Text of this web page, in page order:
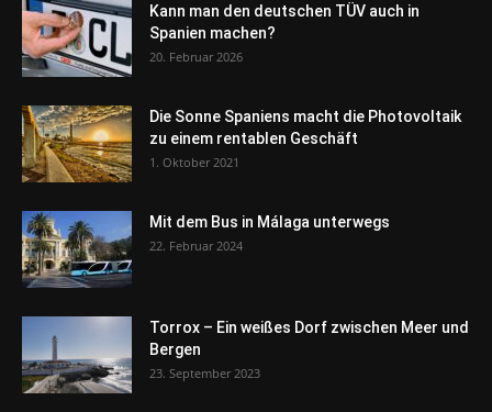
Kann man den deutschen TÜV auch in
Spanien machen?
20. Februar 2026
Die Sonne Spaniens macht die Photovoltaik
zu einem rentablen Geschäft
1. Oktober 2021
Mit dem Bus in Málaga unterwegs
22. Februar 2024
Torrox – Ein weißes Dorf zwischen Meer und
Bergen
23. September 2023